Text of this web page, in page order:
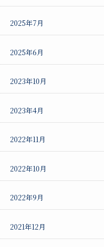
2025年7月
2025年6月
2023年10月
2023年4月
2022年11月
2022年10月
2022年9月
2021年12月